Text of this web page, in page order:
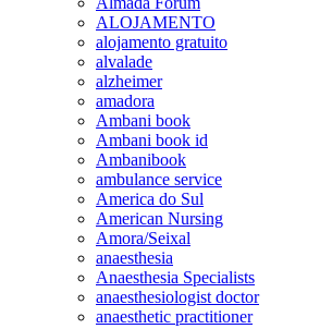
ALOJAMENTO
alojamento gratuito
alvalade
alzheimer
amadora
Ambani book
Ambani book id
Ambanibook
ambulance service
America do Sul
American Nursing
Amora/Seixal
anaesthesia
Anaesthesia Specialists
anaesthesiologist doctor
anaesthetic practitioner